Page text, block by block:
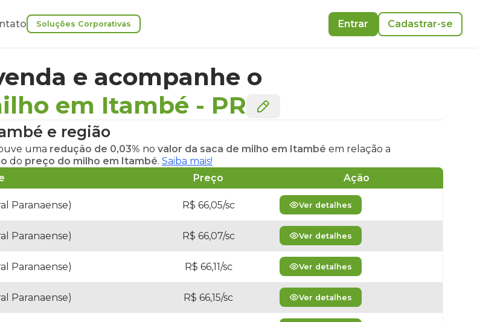
Soluções Corporativas Entrar Cadastrar-se
e acompanhe o
em Itambé - PR
e região
uma redução de 0,03% no valor da saca de milho em Itambé em relação a
do preço do milho em Itambé. Saiba mais!
Preço Ação
Paranaense) R$ 66,05/sc Ver detalhes
Paranaense) R$ 66,07/sc Ver detalhes
Paranaense) R$ 66,11/sc Ver detalhes
Paranaense) R$ 66,15/sc Ver detalhes